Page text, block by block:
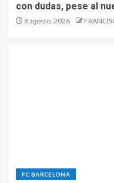
con dudas, pese al
8 agosto, 2026
FC BARCELONA